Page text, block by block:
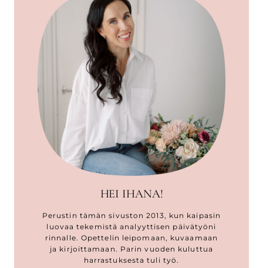
HEI IHANA!
Perustin tämän sivuston 2013, kun kaipasin
luovaa tekemistä analyyttisen päivätyöni
rinnalle. Opettelin leipomaan, kuvaamaan
ja kirjoittamaan. Parin vuoden kuluttua
harrastuksesta tuli työ.